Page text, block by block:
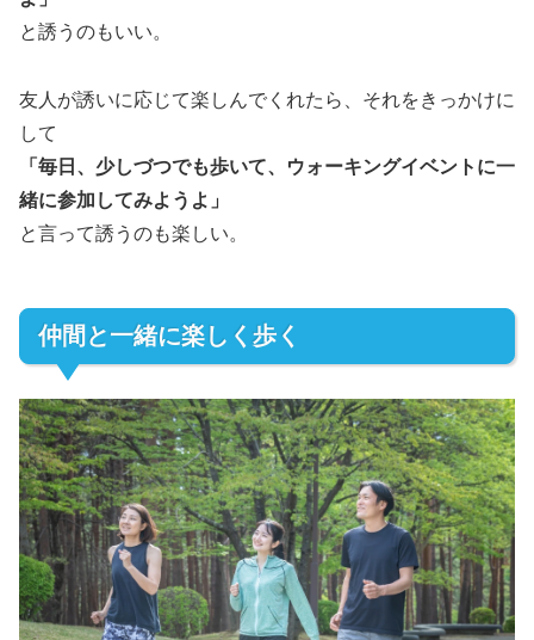
と誘うのもいい。
友人が誘いに応じて楽しんでくれたら、それをきっかけに
して
「毎日、少しづつでも歩いて、ウォーキングイベントに一
緒に参加してみようよ」
と言って誘うのも楽しい。
仲間と一緒に楽しく歩く